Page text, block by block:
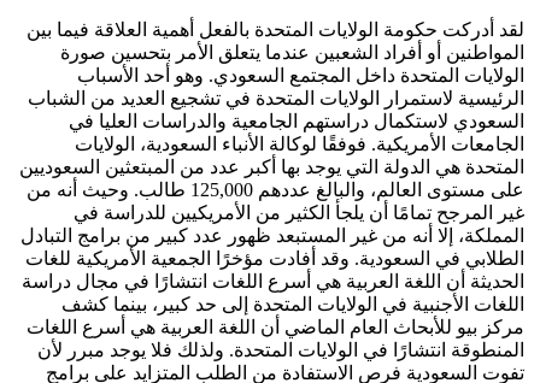
لقد أدركت حكومة الولايات المتحدة بالفعل أهمية العلاقة فيما بين
المواطنين أو أفراد الشعبين عندما يتعلق الأمر بتحسين صورة
الولايات المتحدة داخل المجتمع السعودي. وهو أحد الأسباب
الرئيسية لاستمرار الولايات المتحدة في تشجيع العديد من الشباب
السعودي لاستكمال دراستهم الجامعية والدراسات العليا في
الجامعات الأمريكية. فوفقًا لوكالة الأنباء السعودية، الولايات
المتحدة هي الدولة التي يوجد بها أكبر عدد من المبتعثين السعوديين
على مستوى العالم، والبالغ عددهم 125,000 طالب. وحيث أنه من
غير المرجح تمامًا أن يلجأ الكثير من الأمريكيين للدراسة في
المملكة، إلا أنه من غير المستبعد ظهور عدد كبير من برامج التبادل
الطلابي في السعودية. وقد أفادت مؤخرًا الجمعية الأمريكية للغات
الحديثة أن اللغة العربية هي أسرع اللغات انتشارًا في مجال دراسة
اللغات الأجنبية في الولايات المتحدة إلى حد كبير، بينما كشف
مركز بيو للأبحاث العام الماضي أن اللغة العربية هي أسرع اللغات
المنطوقة انتشارًا في الولايات المتحدة. ولذلك فلا يوجد مبرر لأن
تفوت السعودية فرص الاستفادة من الطلب المتزايد على برامج